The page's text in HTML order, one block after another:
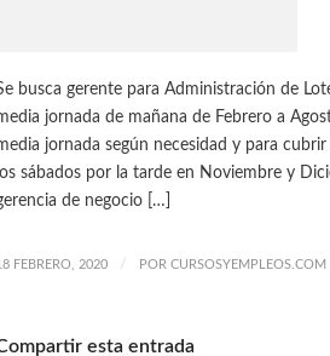
busca gerente para Administración de
jornada de mañana de Febrero a
jornada según necesidad y para
los sábados por la tarde en Noviembre y
de negocio […]
FEBRERO, 2020 / POR CURSOSYEMPLEOS.COM
esta entrada